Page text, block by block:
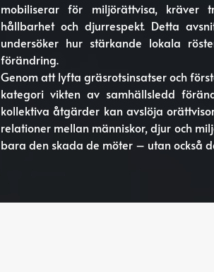
mobiliserar för miljörättvisa, kräver
hållbarhet och djurrespekt. Detta
undersöker hur stärkande lokala
förändring.
Genom att lyfta gräsrotsinsatser och
kategori vikten av samhällsledd
kollektiva åtgärder kan avslöja
relationer mellan människor, djur och
bara den skada de möter – utan också